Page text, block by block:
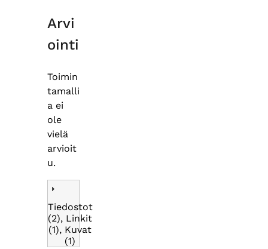
Arvi
ointi
Toimin
tamalli
a ei
ole
vielä
arvioit
u.
Tiedostot
(2), Linkit
(1), Kuvat
(1)